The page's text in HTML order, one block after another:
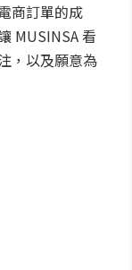
商訂單的成
MUSINSA 看
，以及願意為